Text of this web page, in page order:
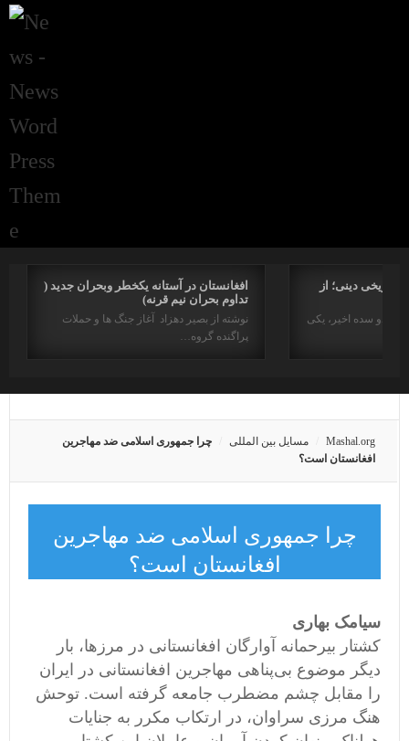
افغانستان در آستانه یکخطر وبحران جدید (
تداوم بحران نیم قرنه)
نوشته از بصیر دهزاد آغاز جنگ ها و حملات
پراگنده گروه…
دینی؛ از
در دو سده اخیر، یکی
Mashal.org مسایل بین المللی
چرا جمهوری اسلامی ضد مهاجرین
افغانستان است؟
چرا جمهوری اسلامی ضد مهاجرین
افغانستان است؟
سیامک بهاری
کشتار بیرحمانه آوارگان افغانستانی در مرزها، بار
دیگر موضوع بی‌پناهی مهاجرین افغانستانی در ایران
را مقابل چشم مضطرب جامعه گرفته است. توحش
هنگ مرزی سراوان، در ارتکاب مکرر به جنایات